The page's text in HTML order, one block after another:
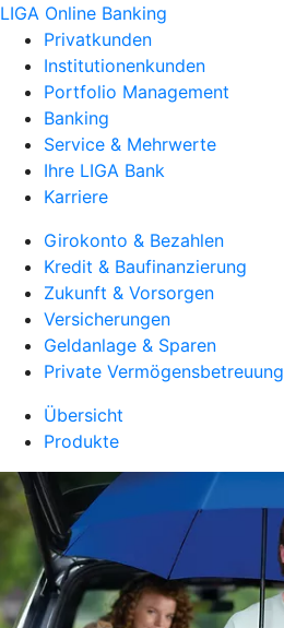
LIGA Online Banking
Privatkunden
Institutionenkunden
Portfolio Management
Banking
Service & Mehrwerte
Ihre LIGA Bank
Karriere
Girokonto & Bezahlen
Kredit & Baufinanzierung
Zukunft & Vorsorgen
Versicherungen
Geldanlage & Sparen
Private Vermögensbetreuung
Übersicht
Produkte